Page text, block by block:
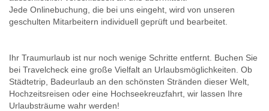
Jede Onlinebuchung, die bei uns eingeht, wird von unseren
geschulten Mitarbeitern individuell geprüft und bearbeitet.
Ihr Traumurlaub ist nur noch wenige Schritte entfernt. Buchen Sie
bei Travelcheck eine große Vielfalt an Urlaubsmöglichkeiten. Ob
Städtetrip, Badeurlaub an den schönsten Stränden dieser Welt,
Hochzeitsreisen oder eine Hochseekreuzfahrt, wir lassen Ihre
Urlaubsträume wahr werden!